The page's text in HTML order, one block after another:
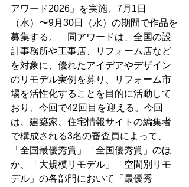
アワード2026」を実施、7月1日
（水）〜9月30日（水）の期間で作品を
募集する。　同アワードは、全国の設
計事務所や工事店、リフォーム店など
を対象に、優れたアイデアやデザイン
のリモデル実例を募り、リフォーム市
場を活性化することを目的に活動して
おり、今回で42回目を迎える。今回
は、建築家、住宅情報サイトの編集者
で構成される3名の審査員によって、
「全国最優秀賞」「全国優秀賞」のほ
か、「大規模リモデル」「空間別リモ
デル」の各部門において「最優秀